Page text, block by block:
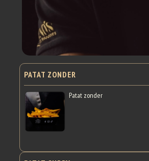
PATAT ZONDER
Patat zonder